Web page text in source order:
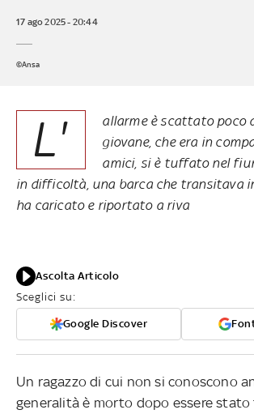
17 ago 2025 - 20:44
©Ansa
L'
allarme è scattato poco
giovane, che era in
amici, si è tuffato nel
in difficoltà, una barca che transitava
ha caricato e riportato a riva
Ascolta Articolo
Sceglici su:
Google Discover
Un ragazzo di cui non si conoscono
generalità è morto dopo essere